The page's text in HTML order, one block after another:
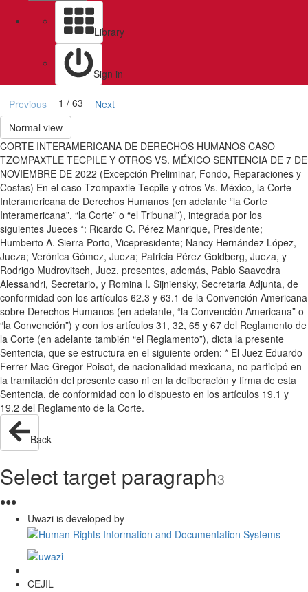
Library
Sign in
Previous 1 / 63
Next
Normal view
CORTE INTERAMERICANA DE DERECHOS HUMANOS CASO
TZOMPAXTLE TECPILE Y OTROS VS. MÉXICO SENTENCIA DE 7 DE
NOVIEMBRE DE 2022 (Excepción Preliminar, Fondo, Reparaciones y
Costas) En el caso Tzompaxtle Tecpile y otros Vs. México, la Corte
Interamericana de Derechos Humanos (en adelante “la Corte
Interamericana”, “la Corte” o “el Tribunal”), integrada por los
siguientes Jueces *: Ricardo C. Pérez Manrique, Presidente;
Humberto A. Sierra Porto, Vicepresidente; Nancy Hernández López,
Jueza; Verónica Gómez, Jueza; Patricia Pérez Goldberg, Jueza, y
Rodrigo Mudrovitsch, Juez, presentes, además, Pablo Saavedra
Alessandri, Secretario, y Romina I. Sijniensky, Secretaria Adjunta, de
conformidad con los artículos 62.3 y 63.1 de la Convención Americana
sobre Derechos Humanos (en adelante, “la Convención Americana” o
“la Convención”) y con los artículos 31, 32, 65 y 67 del Reglamento de
la Corte (en adelante también “el Reglamento”), dicta la presente
Sentencia, que se estructura en el siguiente orden: * El Juez Eduardo
Ferrer Mac-Gregor Poisot, de nacionalidad mexicana, no participó en
la tramitación del presente caso ni en la deliberación y firma de esta
Sentencia, de conformidad con lo dispuesto en los artículos 19.1 y
19.2 del Reglamento de la Corte.
Back
Select target paragraph3
●●●
Uwazi is developed by
CEJIL